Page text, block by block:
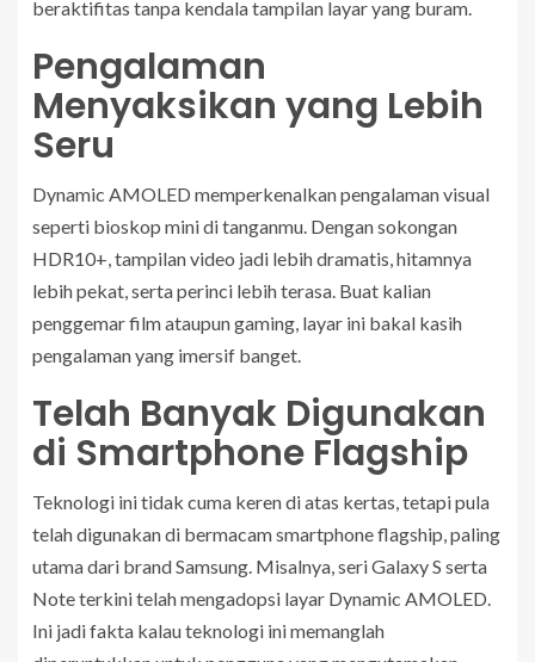
beraktifitas tanpa kendala tampilan layar yang buram.
Pengalaman
Menyaksikan yang Lebih
Seru
Dynamic AMOLED memperkenalkan pengalaman visual
seperti bioskop mini di tanganmu. Dengan sokongan
HDR10+, tampilan video jadi lebih dramatis, hitamnya
lebih pekat, serta perinci lebih terasa. Buat kalian
penggemar film ataupun gaming, layar ini bakal kasih
pengalaman yang imersif banget.
Telah Banyak Digunakan
di Smartphone Flagship
Teknologi ini tidak cuma keren di atas kertas, tetapi pula
telah digunakan di bermacam smartphone flagship, paling
utama dari brand Samsung. Misalnya, seri Galaxy S serta
Note terkini telah mengadopsi layar Dynamic AMOLED.
Ini jadi fakta kalau teknologi ini memanglah